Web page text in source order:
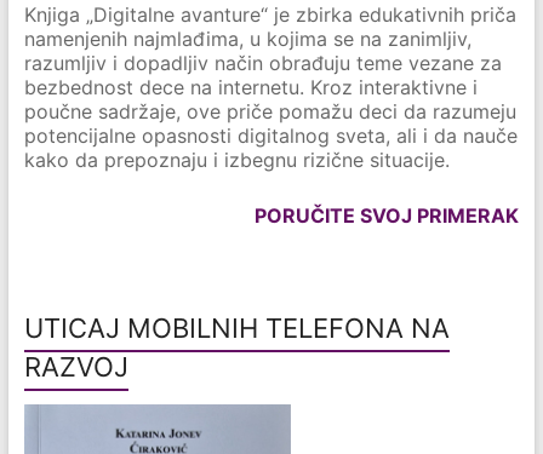
Knjiga „Digitalne avanture“ je zbirka edukativnih priča
namenjenih najmlađima, u kojima se na zanimljiv,
razumljiv i dopadljiv način obrađuju teme vezane za
bezbednost dece na internetu. Kroz interaktivne i
poučne sadržaje, ove priče pomažu deci da razumeju
potencijalne opasnosti digitalnog sveta, ali i da nauče
kako da prepoznaju i izbegnu rizične situacije.
PORUČITE SVOJ PRIMERAK
UTICAJ MOBILNIH TELEFONA NA
RAZVOJ